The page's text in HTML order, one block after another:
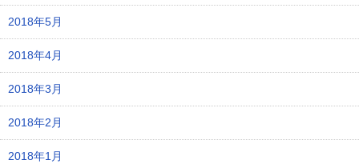
2018年5月
2018年4月
2018年3月
2018年2月
2018年1月